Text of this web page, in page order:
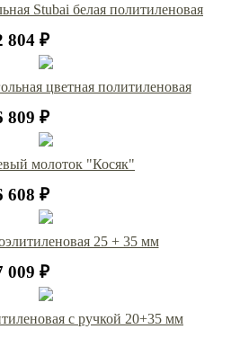
Stubai белая политиленовая
804 ₽
цветная политиленовая
809 ₽
молоток "Косяк"
608 ₽
25 + 35 мм
009 ₽
с ручкой 20+35 мм